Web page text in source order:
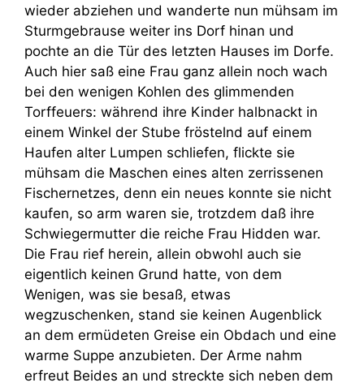
wieder abziehen und wanderte nun mühsam im
Sturmgebrause weiter ins Dorf hinan und
pochte an die Tür des letzten Hauses im Dorfe.
Auch hier saß eine Frau ganz allein noch wach
bei den wenigen Kohlen des glimmenden
Torffeuers: während ihre Kinder halbnackt in
einem Winkel der Stube fröstelnd auf einem
Haufen alter Lumpen schliefen, flickte sie
mühsam die Maschen eines alten zerrissenen
Fischernetzes, denn ein neues konnte sie nicht
kaufen, so arm waren sie, trotzdem daß ihre
Schwiegermutter die reiche Frau Hidden war.
Die Frau rief herein, allein obwohl auch sie
eigentlich keinen Grund hatte, von dem
Wenigen, was sie besaß, etwas
wegzuschenken, stand sie keinen Augenblick
an dem ermüdeten Greise ein Obdach und eine
warme Suppe anzubieten. Der Arme nahm
erfreut Beides an und streckte sich neben dem